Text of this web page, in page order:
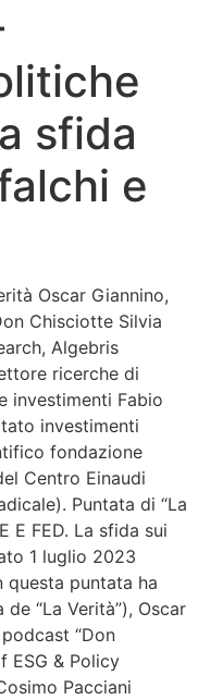
del Bandolo
CERM – Idee
sfida
e
Oscar Giannino,
Chisciotte Silvia
Algebris
ricerche di
investimenti Fabio
investimenti
fondazione
Centro Einaudi
Puntata di “La
E FED. La sfida sui
1 luglio 2023
questa puntata ha
“La Verità”), Oscar
“Don
ESG & Policy
Pacciani